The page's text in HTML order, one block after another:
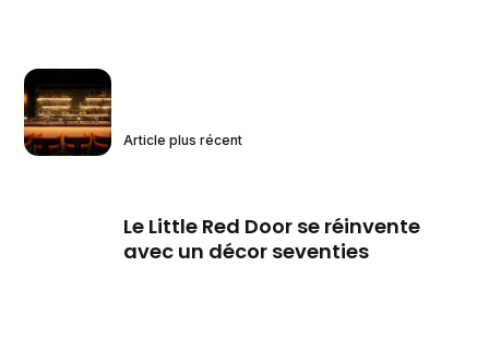
Article plus récent
Le Little Red Door se réinvente
avec un décor seventies